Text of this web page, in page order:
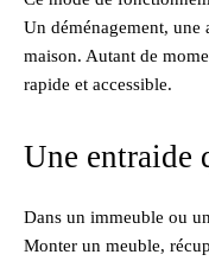
Un déménagement, une
maison. Autant de
rapide et accessible.
Une entraide
Dans un immeuble ou
Monter un meuble,